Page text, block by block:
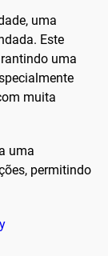
uma
Este
uma
muita
uma
permitindo